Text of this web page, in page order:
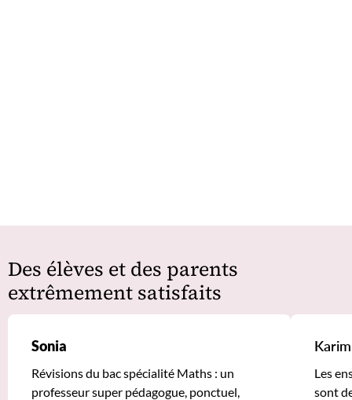
Des élèves et des parents
extrêmement satisfaits
Sonia
Révisions du bac spécialité Maths : un
professeur super pédagogue, ponctuel,
Karim
Les
sont